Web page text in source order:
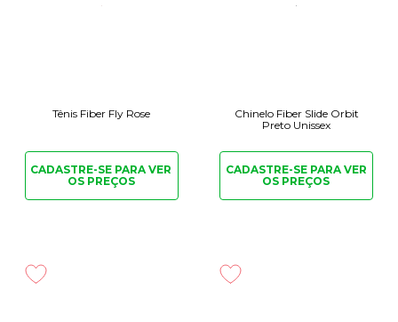
Tênis Fiber Fly Rose
CADASTRE-SE PARAVER
OS PREÇOS
Chinelo Fiber Slide Orbit
Preto Unissex
CADASTRE-SE PARAVER
OS PREÇOS